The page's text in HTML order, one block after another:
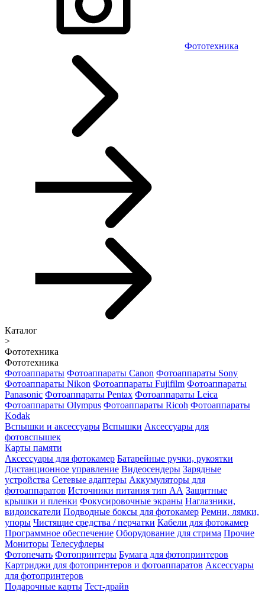
Фототехника
Каталог
>
Фототехника
Фототехника
Фотоаппараты Фотоаппараты Canon Фотоаппараты Sony
Фотоаппараты Nikon Фотоаппараты Fujifilm Фотоаппараты
Panasonic Фотоаппараты Pentax Фотоаппараты Leica
Фотоаппараты Olympus Фотоаппараты Ricoh Фотоаппараты
Kodak
Вспышки и аксессуары Вспышки Аксессуары для
фотовспышек
Карты памяти
Аксессуары для фотокамер Батарейные ручки, рукоятки
Дистанционное управление Видеосендеры Зарядные
устройства Сетевые адаптеры Аккумуляторы для
фотоаппаратов Источники питания тип АА Защитные
крышки и пленки Фокусировочные экраны Наглазники,
видоискатели Подводные боксы для фотокамер Ремни, лямки,
упоры Чистящие средства / перчатки Кабели для фотокамер
Программное обеспечение Оборудование для стрима Прочие
Мониторы Телесуфлеры
Фотопечать Фотопринтеры Бумага для фотопринтеров
Картриджи для фотопринтеров и фотоаппаратов Аксессуары
для фотопринтеров
Подарочные карты Тест-драйв